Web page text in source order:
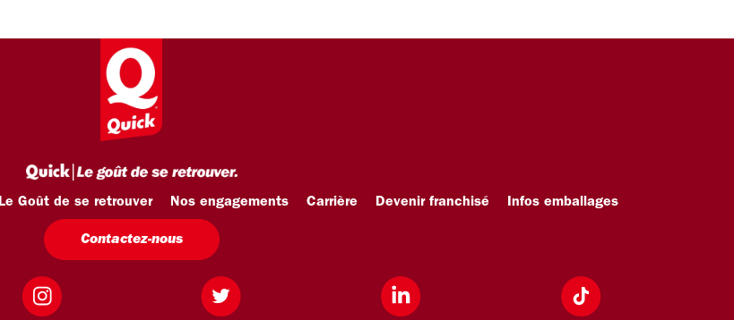
Le Goût de se retrouver Nos engagements Carrière Devenir franchisé Infos emballages
Contactez-nous